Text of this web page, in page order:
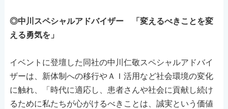
◎中川スペシャルアドバイザー 「変えるべきことを変
える勇気を」
イベントに登壇した同社の中川仁敬スペシャルアドバイ
ザーは、新体制への移行やＡＩ活用など社会環境の変化
に触れ、「時代に適応し、患者さんや社会に貢献し続け
るために私たちが心がけるべきことは、誠実という価値